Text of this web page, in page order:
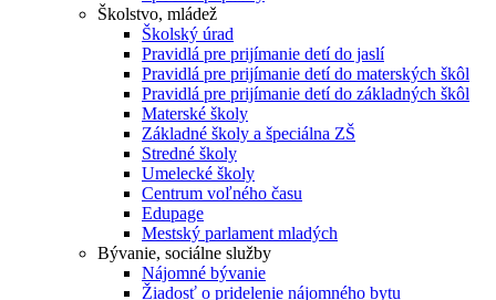
Školstvo, mládež
Školský úrad
Pravidlá pre prijímanie detí do jaslí
Pravidlá pre prijímanie detí do materských škôl
Pravidlá pre prijímanie detí do základných škôl
Materské školy
Základné školy a špeciálna ZŠ
Stredné školy
Umelecké školy
Centrum voľného času
Edupage
Mestský parlament mladých
Bývanie, sociálne služby
Nájomné bývanie
Žiadosť o pridelenie nájomného bytu